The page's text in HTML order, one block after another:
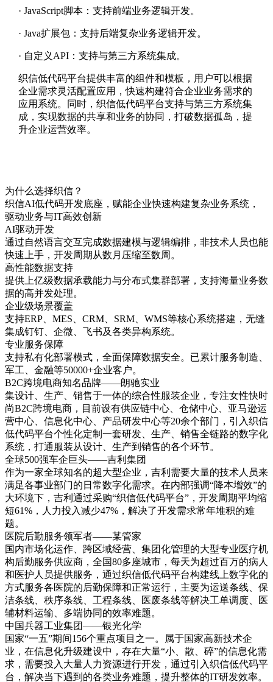
· JavaScript脚本：支持前端业务逻辑开发。
· Java扩展包：支持后端复杂业务逻辑开发。
· 自定义API：支持与第三方系统集成。
织信低代码平台提供丰富的组件和模板，用户可以根据
企业需求灵活配置应用，快速构建符合企业业务需求的
应用系统。同时，织信低代码平台支持与第三方系统集
成，实现数据的共享和业务的协同，打破数据孤岛，提
升企业运营效率。
为什么选择织信？
织信AI低代码开发底座，赋能企业快速构建复杂业务系统，
驱动业务与IT高效创新
AI驱动开发
通过自然语言交互完成数据建模与逻辑编排，非技术人员也能
快速上手，开发周期从数月压缩至数周。
高性能数据支持
提供上亿级数据承载能力与分布式集群部署，支持海量业务数
据的高并发处理。
企业级场景覆盖
支持ERP、MES、CRM、SRM、WMS等核心系统搭建，无缝
集成钉钉、企微、飞书及各类异构系统。
专业服务保障
支持私有化部署模式，全面保障数据安全。已累计服务制造、
军工、金融等50000+企业客户。
B2C跨境电商知名品牌——朗驰实业
集设计、生产、销售于一体的综合性服装企业，专注女性快时
尚B2C跨境电商，目前设有供应链中心、仓储中心、亚马逊运
营中心、信息化中心、产品研发中心等20余个部门，引入织信
低代码平台个性化定制一套研发、生产、销售全链路的数字化
系统，打通服装从设计、生产到销售的各个环节。
全球500强车企巨头——吉利集团
作为一家全球知名的超大型企业，吉利需要大量的技术人员来
满足各事业部门的日常数字化需求。在内部强调“降本增效”的
大环境下，吉利通过采购“织信低代码平台”，开发周期平均缩
短61%，人力投入减少47%，解决了开发需求常年堆积的难
题。
医院后勤服务领军者——某管家
国内市场化运作、跨区域经营、集团化管理的大型专业医疗机
构后勤服务供应商，全国80多座城市，每天为超过百万的病人
和医护人员提供服务，通过织信低代码平台构建线上数字化的
方式服务各医院的后勤保障和正常运行，主要为运送条线、保
洁条线、秩序条线、工程条线、医废条线等解决工单调度、医
辅材料运输、多端协同的效率难题。
中国兵器工业集团——银光化学
国家“一五”期间156个重点项目之一。属于国家高新技术企
业，在信息化升级建设中，存在大量“小、散、碎”的信息化需
求，需要投入大量人力资源进行开发，通过引入织信低代码平
台，解决当下遇到的各类业务难题，提升整体的IT研发效率。